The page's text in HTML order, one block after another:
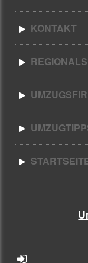
KONTAKT